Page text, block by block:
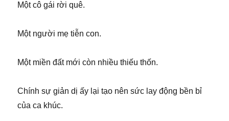
Một cô gái rời quê.
Một người mẹ tiễn con.
Một miền đất mới còn nhiều thiếu thốn.
Chính sự giản dị ấy lại tạo nên sức lay động bền bỉ
của ca khúc.